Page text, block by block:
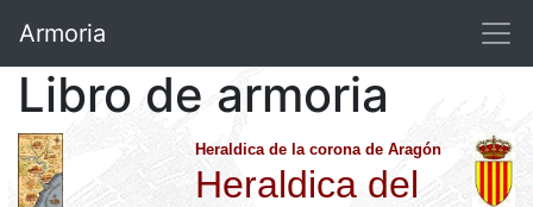
Armoria
Libro de armoria
Heraldica de la corona de Aragón
Heraldica del